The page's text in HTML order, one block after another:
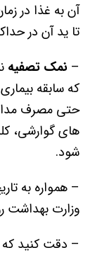
آن به غذا در
تا ید آن در
– نمک تصفیه
که سابقه
حتی مصرف
های گوارشی،
شود.
– همواره به
وزارت بهداشت
– دقت کنید که